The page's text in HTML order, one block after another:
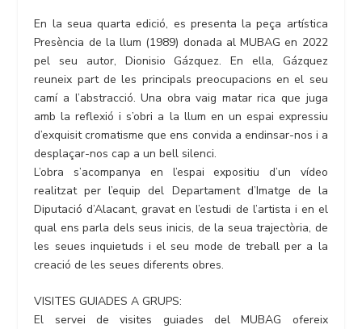
En la seua quarta edició, es presenta la peça artística
Presència de la llum (1989) donada al MUBAG en 2022
pel seu autor, Dionisio Gázquez. En ella, Gázquez
reuneix part de les principals preocupacions en el seu
camí a l’abstracció. Una obra vaig matar rica que juga
amb la reflexió i s’obri a la llum en un espai expressiu
d’exquisit cromatisme que ens convida a endinsar-nos i a
desplaçar-nos cap a un bell silenci.
L’obra s’acompanya en l’espai expositiu d’un vídeo
realitzat per l’equip del Departament d’Imatge de la
Diputació d’Alacant, gravat en l’estudi de l’artista i en el
qual ens parla dels seus inicis, de la seua trajectòria, de
les seues inquietuds i el seu mode de treball per a la
creació de les seues diferents obres.
VISITES GUIADES A GRUPS:
El servei de visites guiades del MUBAG ofereix